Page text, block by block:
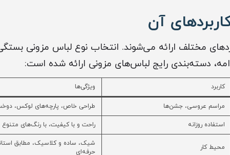
آن
مختلف ارائه می‌شوند. انتخاب نوع لباس مزونی
دسته‌بندی رایج لباس‌های مزونی ارائه شده است:
کاربرد ویژگی‌ها
مراسم عروسی، جشن‌ها طراحی خاص، پارچه‌های لوکس،
استفاده روزانه راحت و با کیفیت، با رنگ‌های متنوع
محیط کار
شیک، ساده و کلاسیک، مطابق
حرفه‌ای